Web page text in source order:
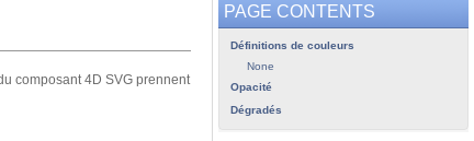
composant 4D SVG prennent
PAGE CONTENTS
Définitions de couleurs
None
Opacité
Dégradés